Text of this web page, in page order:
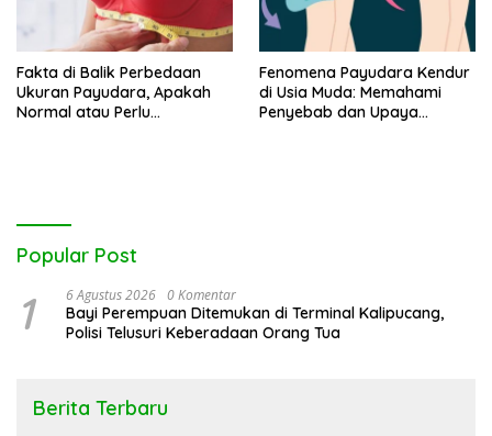
Fakta di Balik Perbedaan
Ukuran Payudara, Apakah
Normal atau Perlu
Fenomena Payudara Kendur
di Usia Muda: Memahami
Penyebab dan Upaya
Popular Post
1 6 Agustus 2026 0 Komentar
Bayi Perempuan Ditemukan di Terminal Kalipucang,
Polisi Telusuri Keberadaan Orang Tua
Berita Terbaru